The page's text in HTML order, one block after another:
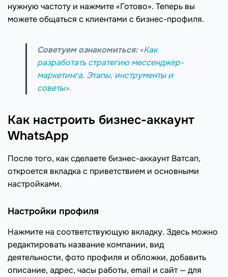
нужную частоту и нажмите «Готово». Теперь вы
можете общаться с клиентами с бизнес-профиля.
Советуем ознакомиться:«Как
разработать стратегию мессенджер-
маркетинга. Этапы, инструменты и
советы».
Как настроить бизнес-аккаунт
WhatsApp
После того, как сделаете бизнес-аккаунт Ватсап,
откроется вкладка с приветствием и основными
настройками.
Настройки профиля
Нажмите на соответствующую вкладку. Здесь можно
редактировать название компании, вид
деятельности, фото профиля и обложки, добавить
описание, адрес, часы работы, email и сайт — для